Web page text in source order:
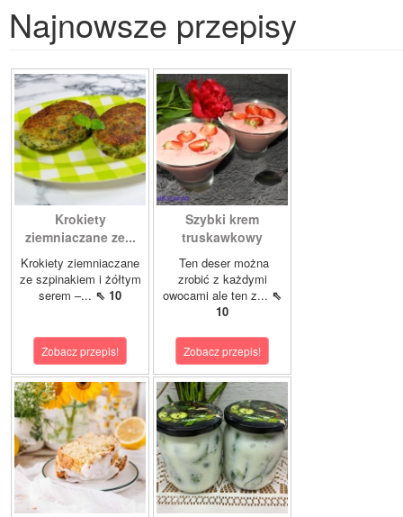
Najnowsze przepisy
Krokiety
ziemniaczane ze...
Krokiety ziemniaczane
ze szpinakiem i żółtym
serem –... ⇖ 10
Zobacz przepis!
Szybki krem
truskawkowy
Ten deser można
zrobić z każdymi
owocami ale ten z... ⇖
10
Zobacz przepis!